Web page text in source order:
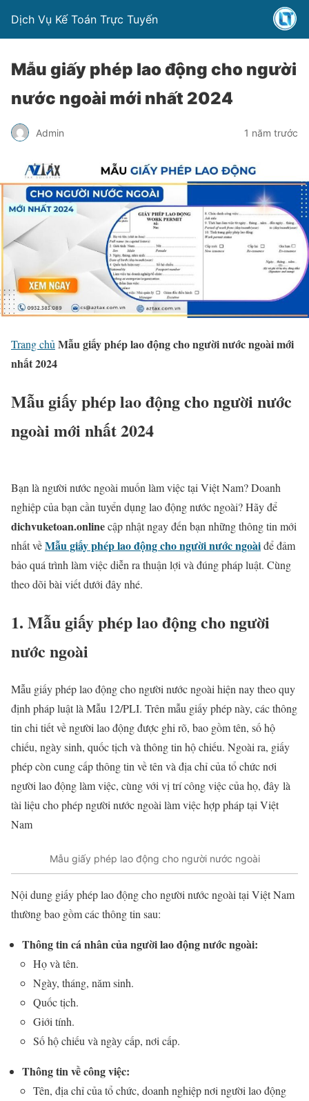
Dịch Vụ Kế Toán Trực Tuyến
Mẫu giấy phép lao động cho người
nước ngoài mới nhất 2024
Admin 1 năm trước
Trang chủ Mẫu giấy phép lao động cho người nước ngoài mới
nhất 2024
Mẫu giấy phép lao động cho người nước
ngoài mới nhất 2024
Bạn là người nước ngoài muốn làm việc tại Việt Nam? Doanh
nghiệp của bạn cần tuyển dụng lao động nước ngoài? Hãy để
dichvuketoan.onlinecập nhật ngay đến bạn những thông tin mới
nhất vềMẫu giấy phép lao động cho người nước ngoàiđể đảm
bảo quá trình làm việc diễn ra thuận lợi và đúng pháp luật. Cùng
theo dõi bài viết dưới đây nhé.
1. Mẫu giấy phép lao động cho người
nước ngoài
Mẫu giấy phép lao động cho người nước ngoài hiện nay theo quy
định pháp luật là Mẫu 12/PLI. Trên mẫu giấy phép này, các thông
tin chi tiết về người lao động được ghi rõ, bao gồm tên, số hộ
chiếu, ngày sinh, quốc tịch và thông tin hộ chiếu. Ngoài ra, giấy
phép còn cung cấp thông tin về tên và địa chỉ của tổ chức nơi
người lao động làm việc, cùng với vị trí công việc của họ, đây là
tài liệu cho phép người nước ngoài làm việc hợp pháp tại Việt
Nam
Mẫu giấy phép lao động cho người nước ngoài
Nội dung giấy phép lao động cho người nước ngoài tại Việt Nam
thường bao gồm các thông tin sau:
Thông tin cá nhân của người lao động nước ngoài:
Họ và tên.
Ngày, tháng, năm sinh.
Quốc tịch.
Giới tính.
Số hộ chiếu và ngày cấp, nơi cấp.
Thông tin về công việc:
Tên, địa chỉ của tổ chức, doanh nghiệp nơi người lao động